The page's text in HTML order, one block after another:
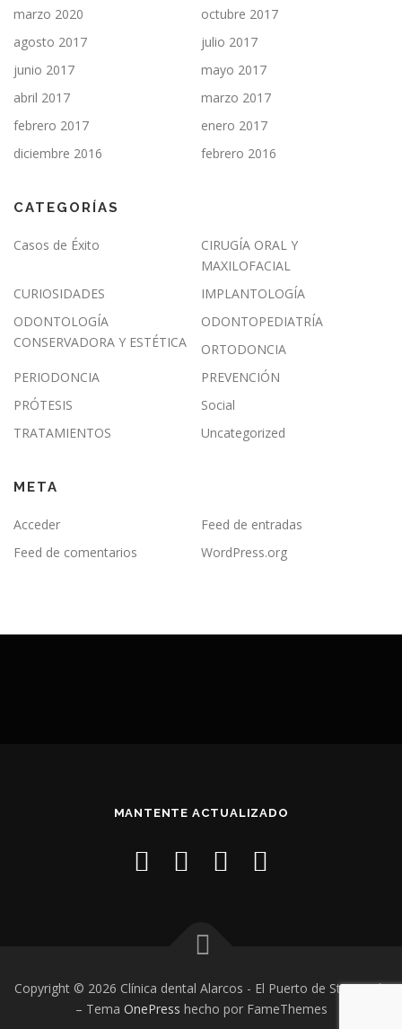
marzo 2020
octubre 2017
agosto 2017
julio 2017
junio 2017
mayo 2017
abril 2017
marzo 2017
febrero 2017
enero 2017
diciembre 2016
febrero 2016
CATEGORÍAS
Casos de Éxito
CIRUGÍA ORAL Y
MAXILOFACIAL
CURIOSIDADES
IMPLANTOLOGÍA
ODONTOLOGÍA
CONSERVADORA Y ESTÉTICA
ODONTOPEDIATRÍA
ORTODONCIA
PERIODONCIA
PREVENCIÓN
PRÓTESIS
Social
TRATAMIENTOS
Uncategorized
META
Acceder
Feed de entradas
Feed de comentarios
WordPress.org
MANTENTE ACTUALIZADO
Copyright © 2026 Clínica dental Alarcos - El Puerto de Sta. María
– Tema OnePress hecho por FameThemes